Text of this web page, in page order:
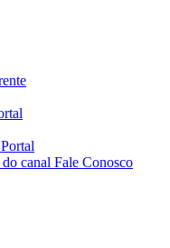
canal Fale Conosco